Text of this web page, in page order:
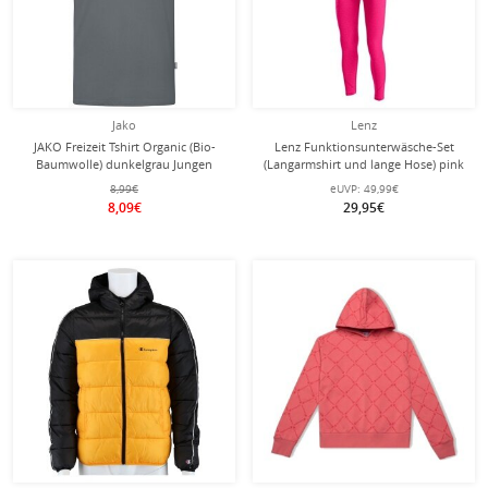
Jako
JAKO Freizeit Tshirt Organic (Bio-
Baumwolle) dunkelgrau Jungen
8,99€
8,09€
Lenz
Lenz Funktionsunterwäsche-Set
(Langarmshirt und lange Hose) pink
Kinder
eUVP: 49,99€
29,95€